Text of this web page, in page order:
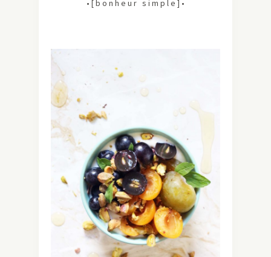
• [ b o n h e u r s i m p l e ] •